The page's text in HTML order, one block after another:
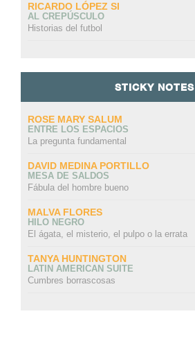
RICARDO LÓPEZ SI
AL CREPÚSCULO
Historias del futbol
STICKY NOTES
ROSE MARY SALUM
ENTRE LOS ESPACIOS
La pregunta fundamental
DAVID MEDINA PORTILLO
MESA DE SALDOS
Fábula del hombre bueno
MALVA FLORES
HILO NEGRO
El ágata, el misterio, el pulpo o la errata
TANYA HUNTINGTON
LATIN AMERICAN SUITE
Cumbres borrascosas